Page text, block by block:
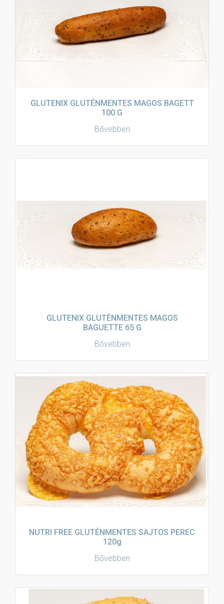
GLUTENIX GLUTÉNMENTES MAGOS BAGETT
100 G
Bővebben
GLUTENIX GLUTÉNMENTES MAGOS
BAGUETTE 65 G
Bővebben
NUTRI FREE GLUTÉNMENTES SAJTOS PEREC
120g
Bővebben